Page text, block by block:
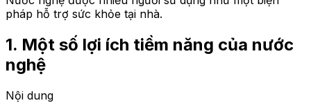
pháp hỗ trợ sức khỏe tại nhà.
1. Một số lợi ích tiềm năng của nước
nghệ
Nội dung